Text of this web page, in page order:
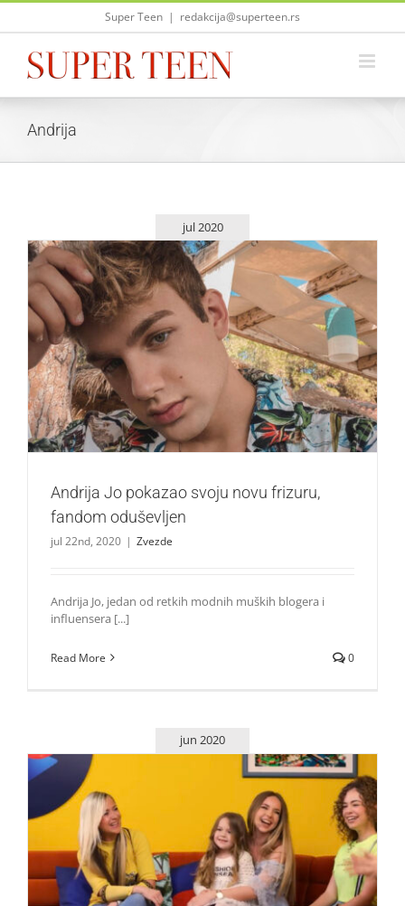
Skip
Super Teen | redakcija@superteen.rs
Andrija
jul 2020
Andrija Jo pokazao svoju novu frizuru, fandom oduševljen
Andrija Jo pokazao svoju novu frizuru,
fandom oduševljen
jul 22nd, 2020 | Zvezde
Andrija Jo, jedan od retkih modnih muških blogera i
influensera [...]
Read More 0
jun 2020
Najslađa gošća u novoj epizodi Balkan Top Stara!
Zvezde